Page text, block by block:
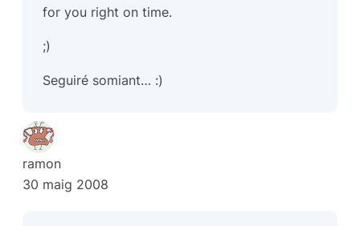
for you right on time.
;)
Seguiré somiant… :)
ramon
30 maig 2008